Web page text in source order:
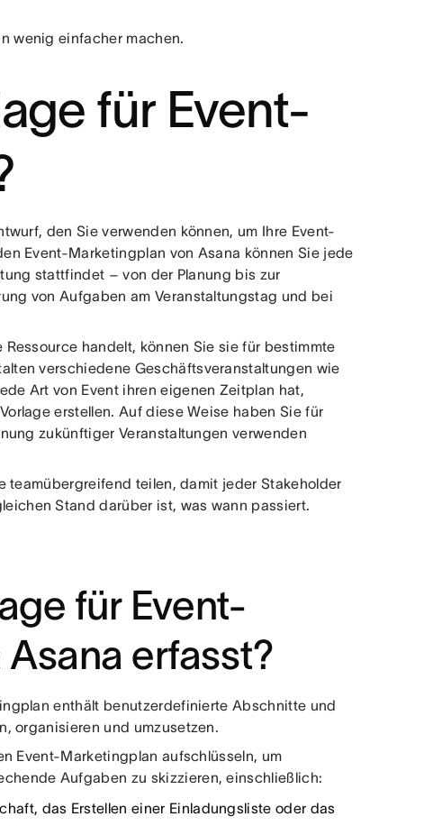
wenig einfacher machen.
für Event-
den Sie verwenden können, um Ihre Event-
Event-Marketingplan von Asana können Sie jede
stattfindet – von der Planung bis zur
von Aufgaben am Veranstaltungstag und bei
handelt, können Sie sie für bestimmte
verschiedene Geschäftsveranstaltungen wie
Art von Event ihren eigenen Zeitplan hat,
erstellen. Auf diese Weise haben Sie für
zukünftiger Veranstaltungen verwenden
teamübergreifend teilen, damit jeder Stakeholder
Stand darüber ist, was wann passiert.
für Event-
erfasst?
enthält benutzerdefinierte Abschnitte und
organisieren und umzusetzen.
Event-Marketingplan aufschlüsseln, um
Aufgaben zu skizzieren, einschließlich:
das Erstellen einer Einladungsliste oder das